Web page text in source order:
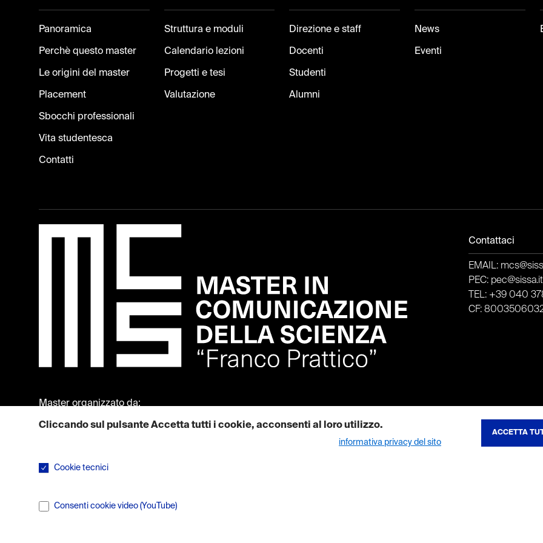
Panoramica
Perchè questo master
Le origini del master
Placement
Sbocchi professionali
Vita studentesca
Contatti
Struttura e moduli
Calendario lezioni
Progetti e tesi
Valutazione
Direzione e staff
Docenti
Studenti
Alumni
News
Eventi
Master organizzato da:
Contattaci
EMAIL:
PEC: pec@sissa.it
TEL: +39 040
CF:
Cliccando sul pulsante Accetta tutti i cookie, acconsenti al loro utilizzo.
informativa privacy del sito
Cookie tecnici
Consenti cookie video (YouTube)
ACCETTA